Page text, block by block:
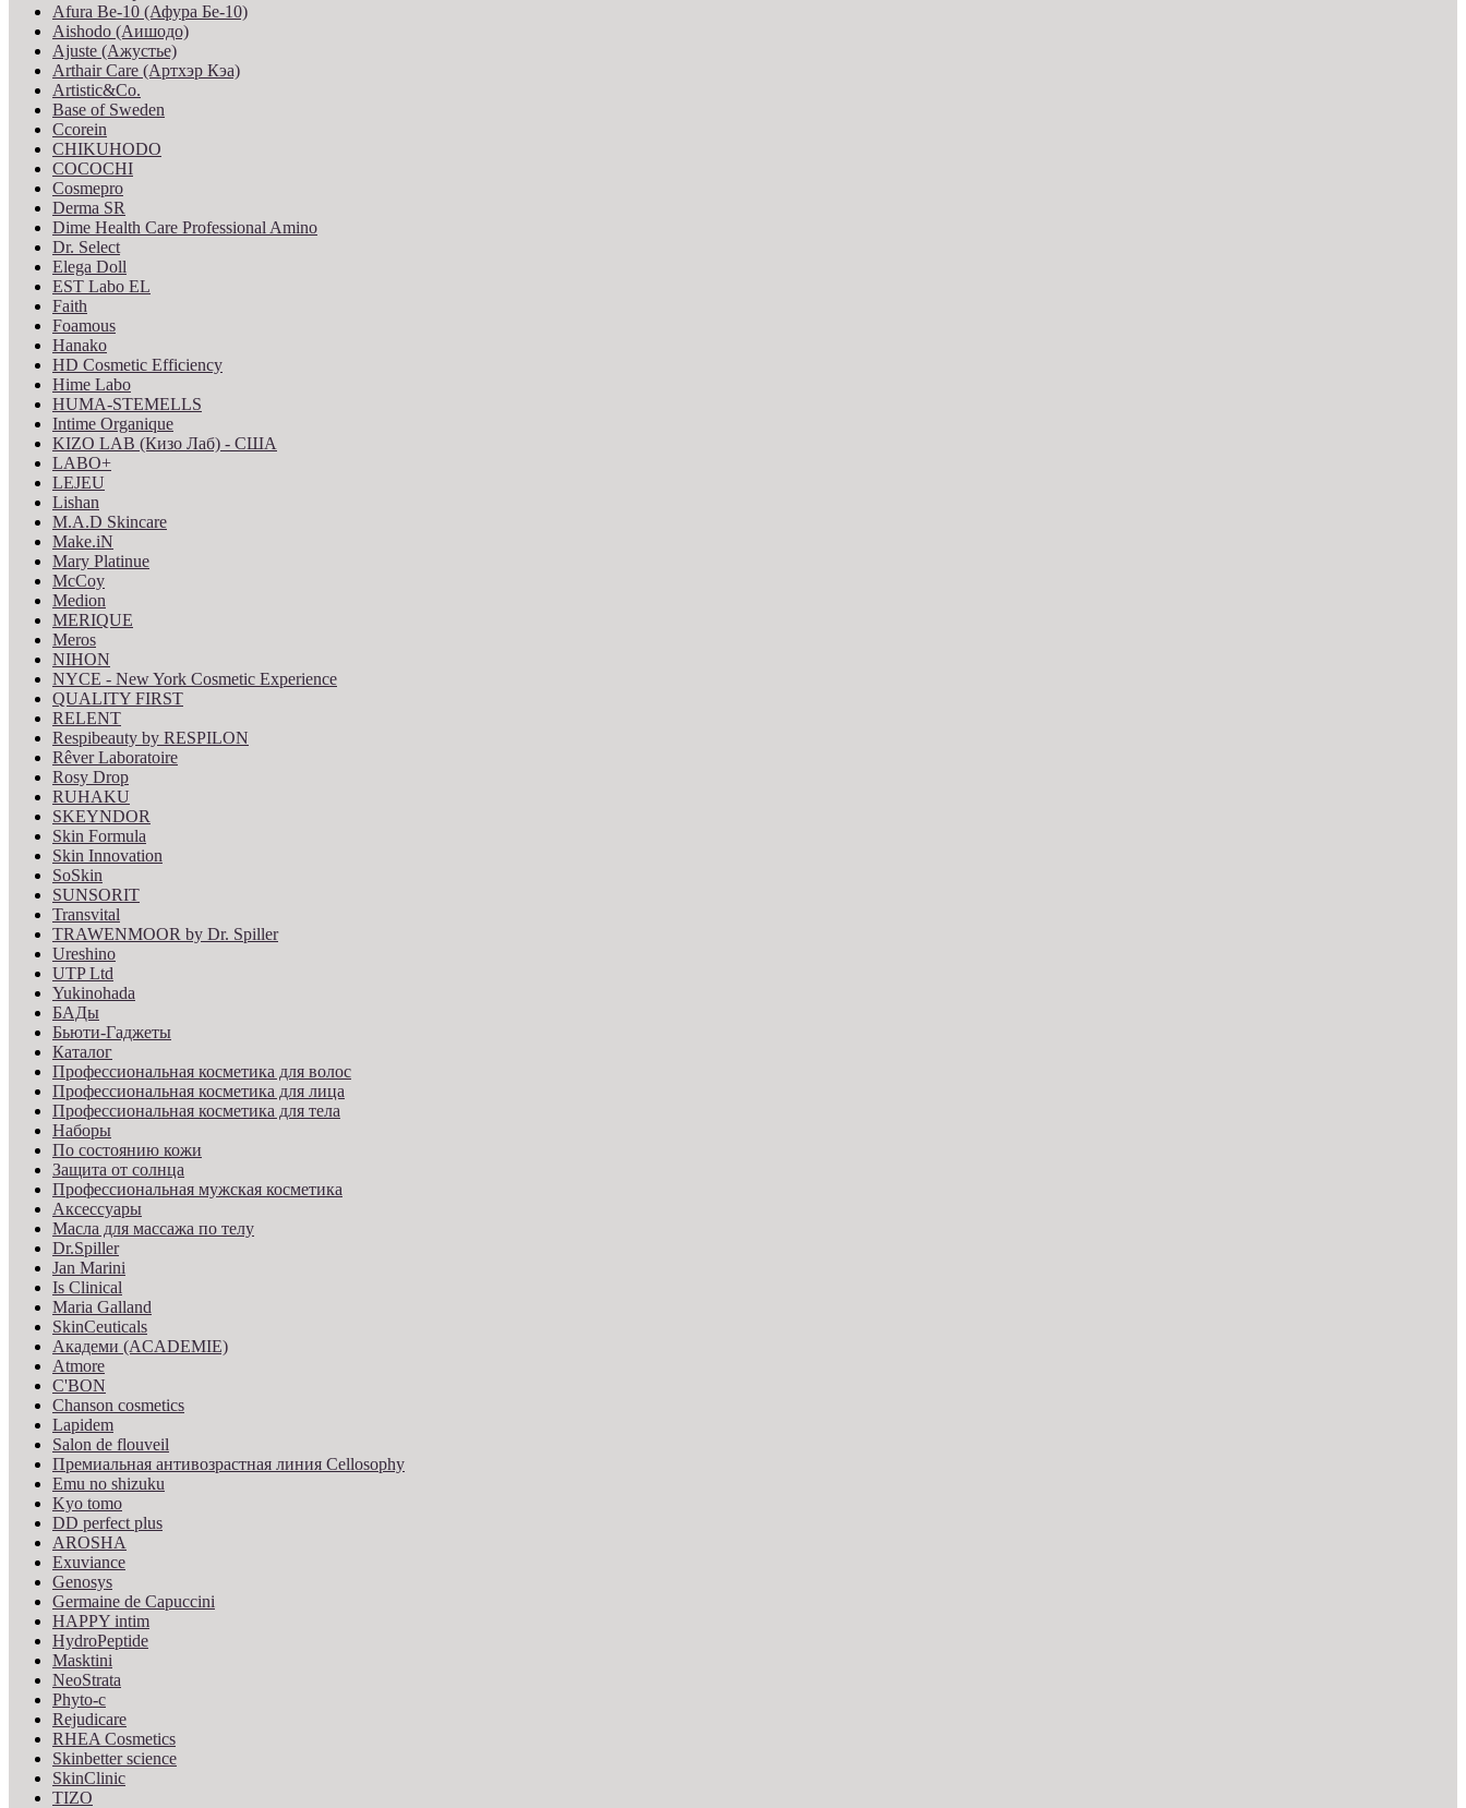
Afura Be-10 (Афура Бе-10)
Aishodo (Аишодо)
Ajuste (Ажустье)
Arthair Care (Артхэр Кэа)
Artistic&Co.
Base of Sweden
Ccorein
CHIKUHODO
COCOCHI
Cosmepro
Derma SR
Dime Health Care Professional Amino
Dr. Select
Elega Doll
EST Labo EL
Faith
Foamous
Hanako
HD Cosmetic Efficiency
Hime Labo
HUMA-STEMELLS
Intime Organique
KIZO LAB (Кизо Лаб) - США
LABO+
LEJEU
Lishan
M.A.D Skincare
Make.iN
Mary Platinue
McCoy
Medion
MERIQUE
Meros
NIHON
NYCE - New York Cosmetic Experience
QUALITY FIRST
RELENT
Respibeauty by RESPILON
Rêver Laboratoire
Rosy Drop
RUHAKU
SKEYNDOR
Skin Formula
Skin Innovation
SoSkin
SUNSORIT
Transvital
TRAWENMOOR by Dr. Spiller
Ureshino
UTP Ltd
Yukinohada
БАДы
Бьюти-Гаджеты
Каталог
Профессиональная косметика для волос
Профессиональная косметика для лица
Профессиональная косметика для тела
Наборы
По состоянию кожи
Защита от солнца
Профессиональная мужская косметика
Аксессуары
Масла для массажа по телу
Dr.Spiller
Jan Marini
Is Clinical
Maria Galland
SkinCeuticals
Академи (ACADEMIE)
Atmore
C'BON
Chanson cosmetics
Lapidem
Salon de flouveil
Премиальная антивозрастная линия Cellosophy
Emu no shizuku
Kyo tomo
DD perfect plus
AROSHA
Exuviance
Genosys
Germaine de Capuccini
HAPPY intim
HydroPeptide
Masktini
NeoStrata
Phyto-c
Rejudicare
RHEA Cosmetics
Skinbetter science
SkinСlinic
TIZO